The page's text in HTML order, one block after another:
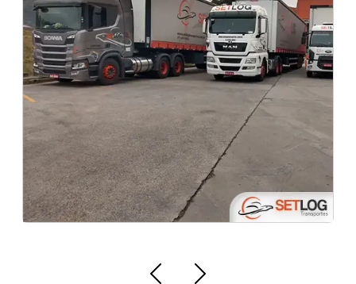
Cotação de entrega expressa no Rio de janeiro
Transportadora de químicos em tambores